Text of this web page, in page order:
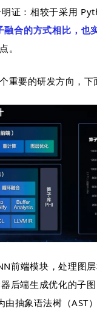
证：相较于采用
合的方式相比，也
。
重要的研发方向，
前端模块，处理图
后端生成优化的子
抽象语法树（AST